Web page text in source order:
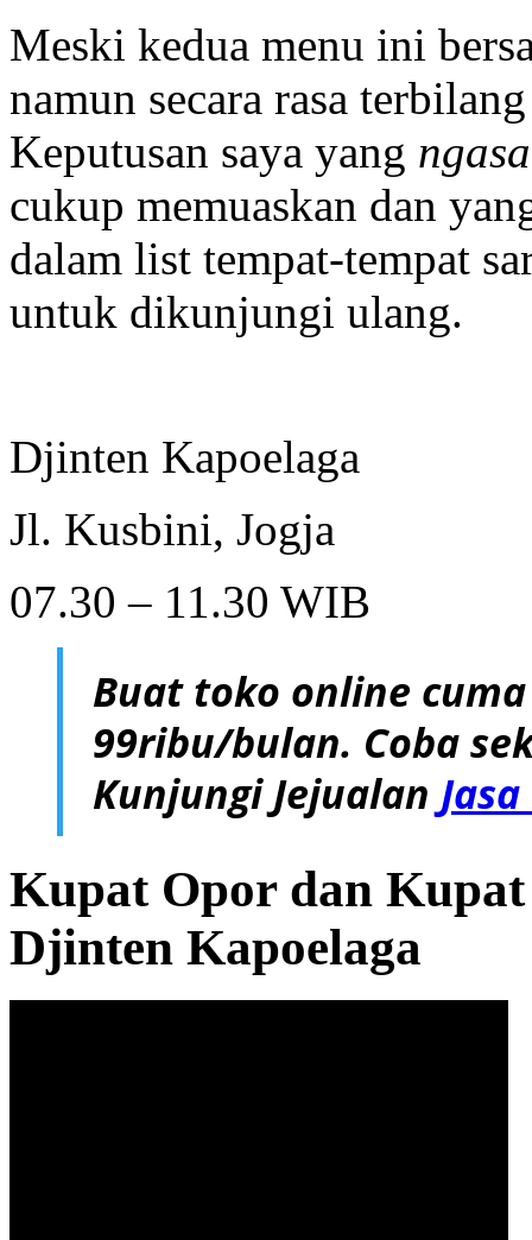
Meski kedua menu ini
namun secara rasa
Keputusan saya yang
cukup memuaskan dan
dalam list tempat-tempat
untuk dikunjungi ulang.
Djinten Kapoelaga
Jl. Kusbini, Jogja
07.30 – 11.30 WIB
Buat toko online
99ribu/bulan. Coba
Kunjungi Jejualan
Kupat Opor dan
Djinten Kapoelaga